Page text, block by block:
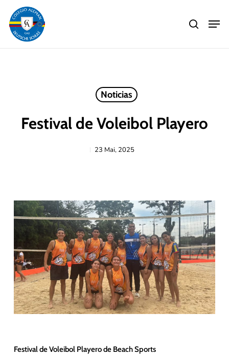
main
content
search
Noticias
Festival de Voleibol Playero
23 Mai, 2025
Festival de Voleibol Playero de Beach Sports